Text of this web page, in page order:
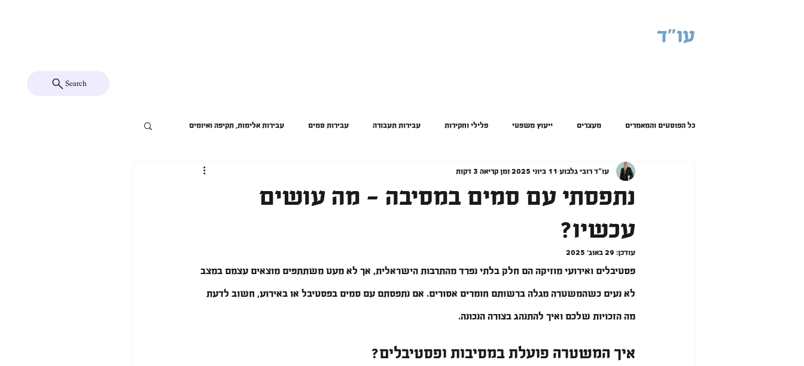
עו"ד
Search
כל הפוסטים והמאמרים מעצרים ייעוץ משפטי פלילי וחקירות עבירות תעבורה עבירות סמים עבירות אלימות, תקיפה ואיומים
עבירות רכוש עבירות נשק עבירות חמורות
נתפסתי עם סמים במסיבה - מה עושים
עכשיו?
עו"ד רובי גלבוע 11 ביוני 2025 זמן קריאה 3 דקות
עודכן: 29 באוג׳ 2025
פסטיבלים ואירועי מוזיקה הם חלק בלתי נפרד מהתרבות הישראלית, אך לא מעט משתתפים מוצאים עצמם במצב
לא נעים כשהמשטרה מגלה ברשותם חומרים אסורים. אם נתפסתם עם סמים בפסטיבל או באירוע, חשוב לדעת
מה הזכויות שלכם ואיך להתנהג בצורה הנכונה.
איך המשטרה פועלת במסיבות ופסטיבלים?